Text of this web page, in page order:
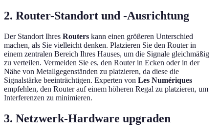
2. Router-Standort und -Ausrichtung
Der Standort Ihres Routers kann einen größeren Unterschied
machen, als Sie vielleicht denken. Platzieren Sie den Router in
einem zentralen Bereich Ihres Hauses, um die Signale gleichmäßig
zu verteilen. Vermeiden Sie es, den Router in Ecken oder in der
Nähe von Metallgegenständen zu platzieren, da diese die
Signalstärke beeinträchtigen. Experten von Les Numériques
empfehlen, den Router auf einem höheren Regal zu platzieren, um
Interferenzen zu minimieren.
3. Netzwerk-Hardware upgraden